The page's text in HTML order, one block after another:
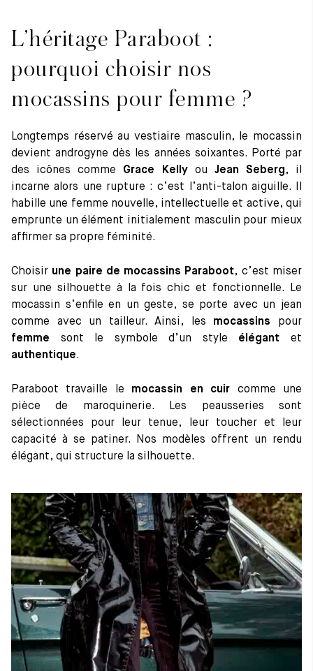
L’héritage Paraboot :
pourquoi choisir nos
mocassins pour femme ?
Longtemps réservé au vestiaire masculin, le mocassin
devient androgyne dès les années soixantes. Porté par
des icônes comme Grace Kellyou Jean Seberg, il
incarne alors une rupture : c’est l’anti-talon aiguille. Il
habille une femme nouvelle, intellectuelle et active, qui
emprunte un élément initialement masculin pour mieux
affirmer sa propre féminité.
Choisir une paire de mocassins Paraboot, c’est miser
sur une silhouette à la fois chic et fonctionnelle. Le
mocassin s’enfile en un geste, se porte avec un jean
comme avec un tailleur. Ainsi, les mocassins pour
femme sont le symbole d’un style élégant et
authentique.
Paraboot travaille le mocassin en cuir comme une
pièce de maroquinerie. Les peausseries sont
sélectionnées pour leur tenue, leur toucher et leur
capacité à se patiner. Nos modèles offrent un rendu
élégant, qui structure la silhouette.